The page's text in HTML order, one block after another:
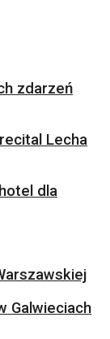
zdarzeń
Lecha
dla
Galwieciach